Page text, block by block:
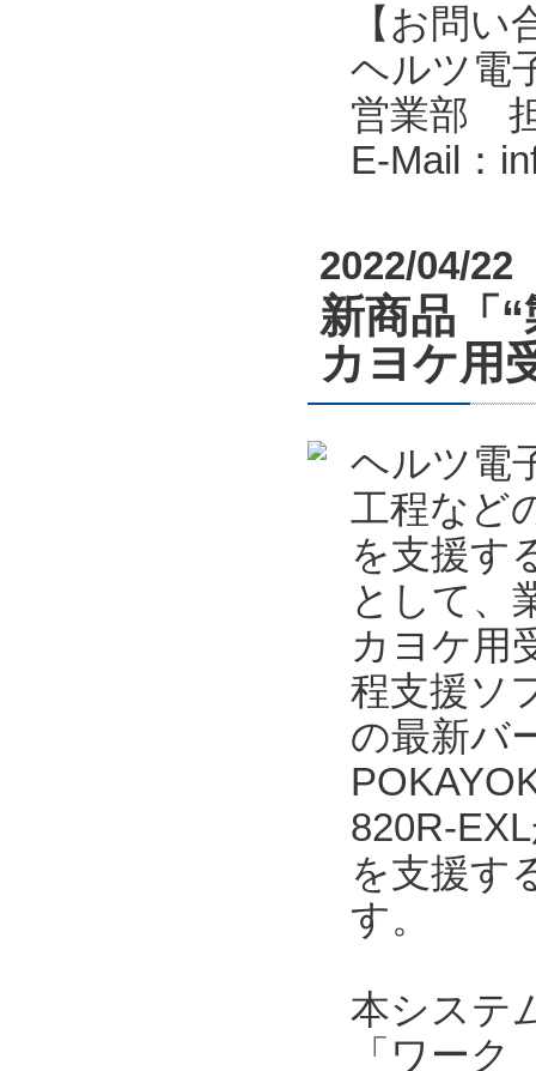
【お問い
ヘルツ電
営業部
E-Mail：
2022/04/22
新商品「
カヨケ用
ヘルツ電
工程など
を支援す
として、
カヨケ用
程支援ソ
の最新バ
820R-
を支援す
す。
本システ
「ワー